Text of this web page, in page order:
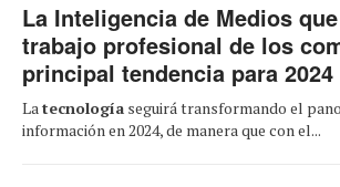
La Inteligencia de Medios
trabajo profesional de los
principal tendencia para 2024
Latecnología seguirá transformando el
información en 2024, de manera que con el...